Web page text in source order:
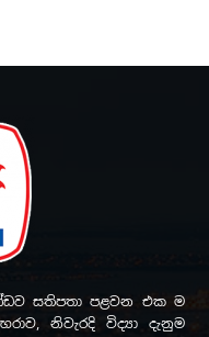
සතිපතා පළවන එක ම
නිවැරදි විද්‍යා දැනුම